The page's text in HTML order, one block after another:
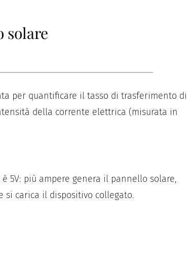
solare
per quantificare il tasso di trasferimento di
della corrente elettrica (misurata in
5V: più ampere genera il pannello solare,
si carica il dispositivo collegato.